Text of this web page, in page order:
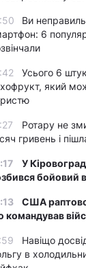
Ви
6
Усього 6
який
Ротару не
гривень і
У
бойовий
США раптово
командував
Навіщо
в